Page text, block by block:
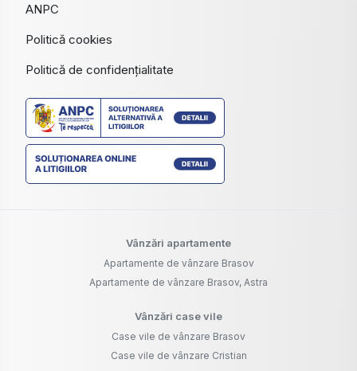
ANPC
Politică cookies
Politică de confidențialitate
Vânzări apartamente
Apartamente de vânzare Brasov
Apartamente de vânzare Brasov, Astra
Vânzări case vile
Case vile de vânzare Brasov
Case vile de vânzare Cristian